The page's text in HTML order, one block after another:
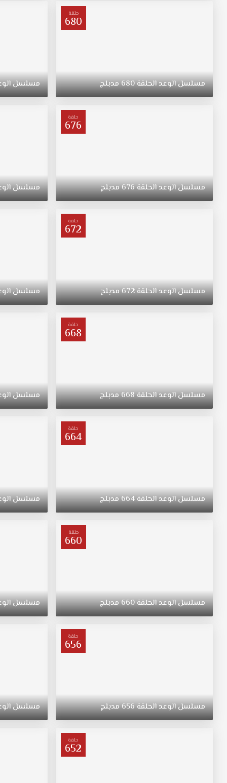
متواضعة
وشابة
وجميلة
بعد
وفاة
حلقة
680
مسلسلالوعدالحلقة680مدبلج مسلسل
حلقة
676
مسلسلالوعدالحلقة676مدبلج مسلسل
حلقة
672
مسلسلالوعدالحلقة672مدبلج مسلسل
حلقة
668
مسلسلالوعدالحلقة668مدبلج مسلسل
حلقة
664
مسلسلالوعدالحلقة664مدبلج مسلسل
حلقة
660
مسلسلالوعدالحلقة660مدبلج مسلسل
حلقة
656
مسلسلالوعدالحلقة656مدبلج مسلسل
حلقة
652